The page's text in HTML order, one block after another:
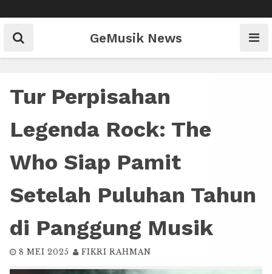
to
content
GeMusik News
Tur Perpisahan
Legenda Rock: The
Who Siap Pamit
Setelah Puluhan Tahun
di Panggung Musik
8 MEI 2025 FIKRI RAHMAN